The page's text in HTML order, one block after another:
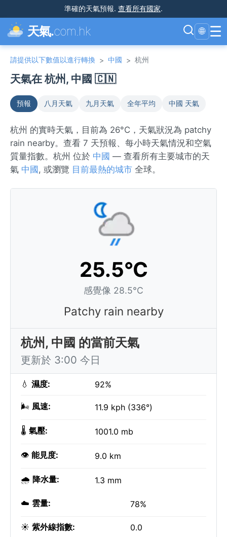
準確的天氣預報. 查看所有國家.
天氣.com.hk 🌐 ☰
請提供以下數值以進行轉換 > 中國 > 杭州
天氣在 杭州, 中國 🇨🇳
預報 八月天氣 九月天氣 全年平均 中國 天氣
杭州 的實時天氣，目前為 26°C，天氣狀況為 patchy
rain nearby。查看 7 天預報、每小時天氣情況和空氣
質量指數。杭州 位於 中國 — 查看所有主要城市的天
氣 中國 , 或瀏覽 目前最熱的城市 全球。
25.5°C
感覺像 28.5°C
Patchy rain nearby
杭州, 中國 的當前天氣
更新於 3:00 今日
💧 濕度: 92%
🌬️ 風速: 11.9 kph (336°)
🌡️ 氣壓: 1001.0 mb
👁️ 能見度: 9.0 km
🌧️ 降水量: 1.3 mm
☁️ 雲量: 78%
☀️ 紫外線指數: 0.0